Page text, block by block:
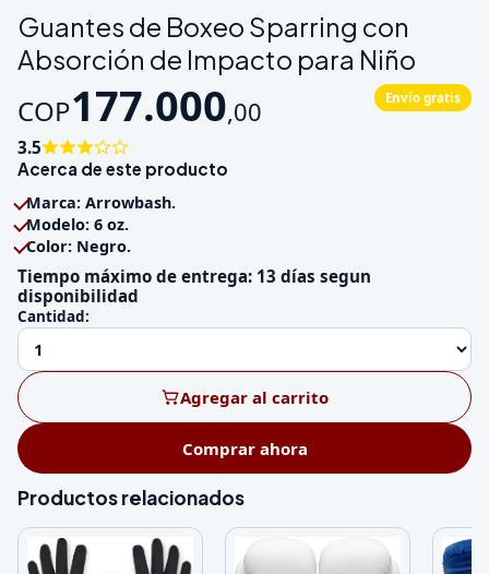
Galeria de Guantes de Boxeo Sparring con Absorción de
Guantes de Boxeo Sparring con
Absorción de Impacto para Niño
COP177.000,00 Envío gratis
3.5
Acerca de este producto
Marca: Arrowbash.
Modelo: 6 oz.
Color: Negro.
Tiempo máximo de entrega: 13 días segun
disponibilidad
Cantidad:
Agregar al carrito
Comprar ahora
Productos relacionados